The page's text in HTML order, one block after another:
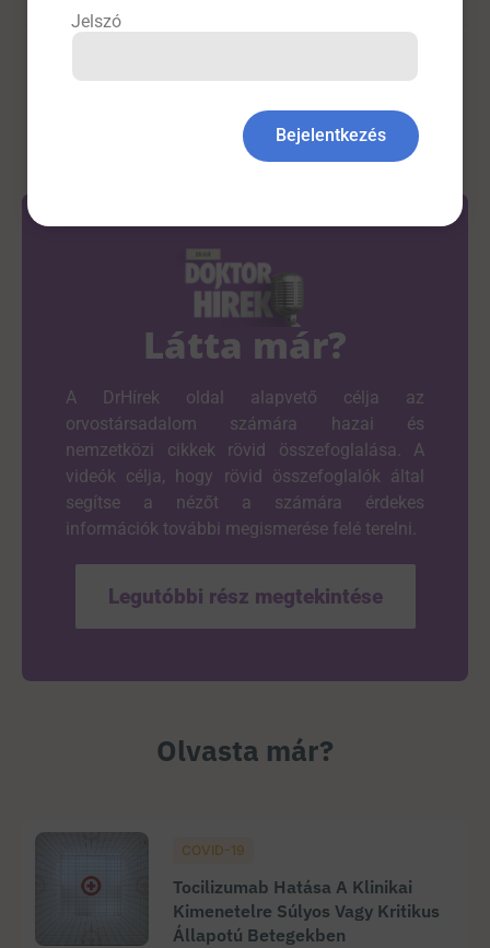
Látta már?
A DrHírek oldal alapvető célja az
orvostársadalom számára hazai és
nemzetközi cikkek rövid összefoglalása. A
videók célja, hogy rövid összefoglalók által
segítse a nézőt a számára érdekes
információk további megismerése felé terelni.
Legutóbbi rész megtekintése
Olvasta már?
COVID-19
Tocilizumab Hatása A Klinikai
Kimenetelre Súlyos Vagy Kritikus
Állapotú Betegekben
Jelszó
Bejelentkezés